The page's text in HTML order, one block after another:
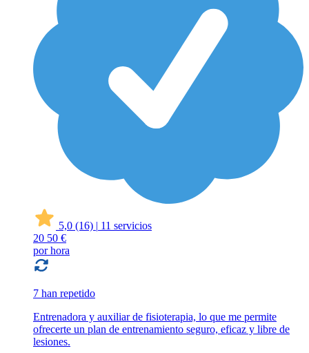
5,0 (16) | 11 servicios
20 50 €
por hora
7 han repetido
Entrenadora y auxiliar de fisioterapia, lo que me permite
ofrecerte un plan de entrenamiento seguro, eficaz y libre de
lesiones.